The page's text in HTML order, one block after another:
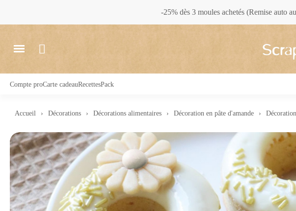
-25% dès 3 moules achetés (Remise auto
Compte proCarte cadeauRecettesPack
Accueil Décorations Décorations alimentaires Décoration en pâte d'amande